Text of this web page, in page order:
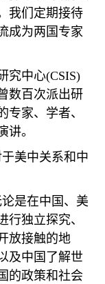
我们定期接待
成为两国专家
究中心(CSIS)
数百次派出研
专家、学者、
讲。
美中关系和中
是在中国、美
行独立探究、
放接触的地
及中国了解世
的政策和社会